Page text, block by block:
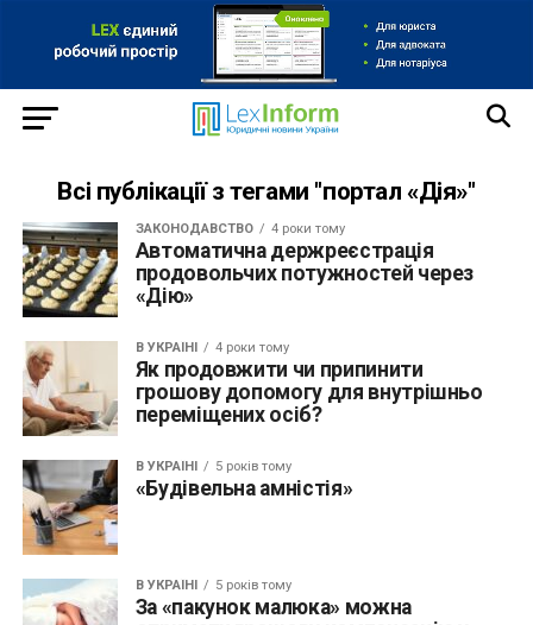
Всі публікації з тегами "портал «Дія»"
ЗАКОНОДАВСТВО 4 роки тому
Автоматична держреєстрація
продовольчих потужностей через
«Дію»
В УКРАЇНІ 4 роки тому
Як продовжити чи припинити
грошову допомогу для внутрішньо
переміщених осіб?
В УКРАЇНІ 5 років тому
«Будівельна амністія»
В УКРАЇНІ 5 років тому
За «пакунок малюка» можна